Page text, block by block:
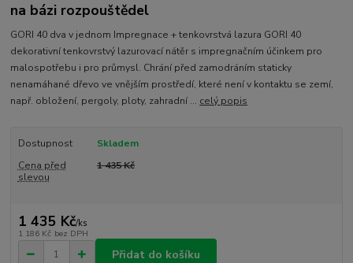
na bázi rozpouštědel
GORI 40 dva v jednom Impregnace + tenkovrstvá lazura GORI 40
dekorativní tenkovrstvý lazurovací nátěr s impregnačním účinkem pro
malospotřebu i pro průmysl. Chrání před zamodráním staticky
nenamáhané dřevo ve vnějším prostředí, které není v kontaktu se zemí,
např. obložení, pergoly, ploty, zahradní ... celý popis
Dostupnost
Skladem
Cena před
slevou
1 435 Kč
1 435 Kč/ks
1 186 Kč bez DPH
Přidat do košíku